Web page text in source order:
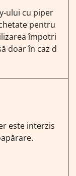
ului cu piper
pentru
împotri
doar în caz d
este interzis